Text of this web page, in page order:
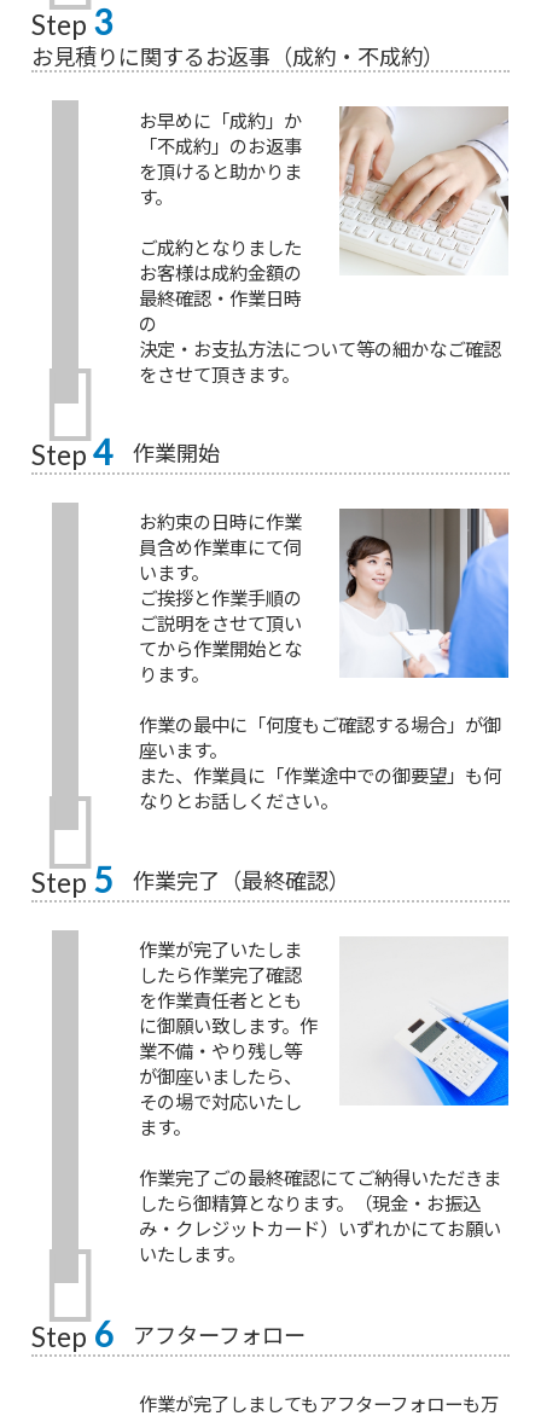
Step 3
お見積りに関するお返事（成約・不成約）
お早めに「成約」か
「不成約」のお返事
を頂けると助かりま
す。
ご成約となりました
お客様は成約金額の
最終確認・作業日時
の
決定・お支払方法について等の細かなご確認
をさせて頂きます。
Step 4 作業開始
お約束の日時に作業
員含め作業車にて伺
います。
ご挨拶と作業手順の
ご説明をさせて頂い
てから作業開始とな
ります。
作業の最中に「何度もご確認する場合」が御
座います。
また、作業員に「作業途中での御要望」も何
なりとお話しください。
Step 5 作業完了（最終確認）
作業が完了いたしま
したら作業完了確認
を作業責任者ととも
に御願い致します。作
業不備・やり残し等
が御座いましたら、
その場で対応いたし
ます。
作業完了ごの最終確認にてご納得いただきま
したら御精算となります。（現金・お振込
み・クレジットカード）いずれかにてお願い
いたします。
Step 6 アフターフォロー
作業が完了しましてもアフターフォローも万